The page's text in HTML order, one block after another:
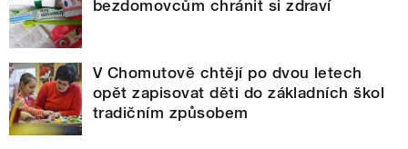
bezdomovcům chránit si zdraví
V Chomutově chtějí po dvou letech
opět zapisovat děti do základních škol
tradičním způsobem